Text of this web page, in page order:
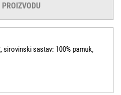
sastav: 100% pamuk,